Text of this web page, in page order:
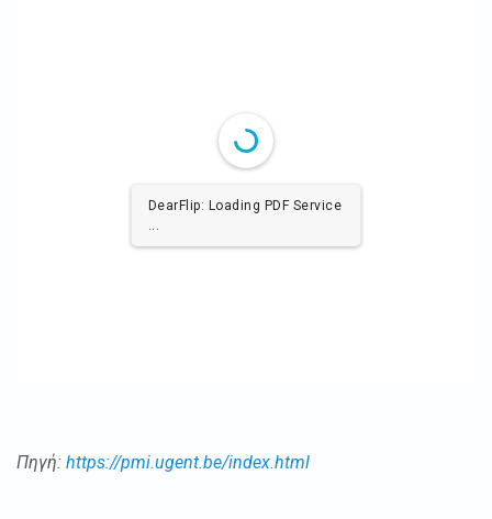
DearFlip: Loading PDF Service
...
Πηγή: https://pmi.ugent.be/index.html